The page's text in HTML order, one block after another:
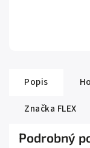
Popis
Značka FLEX
Podrobný